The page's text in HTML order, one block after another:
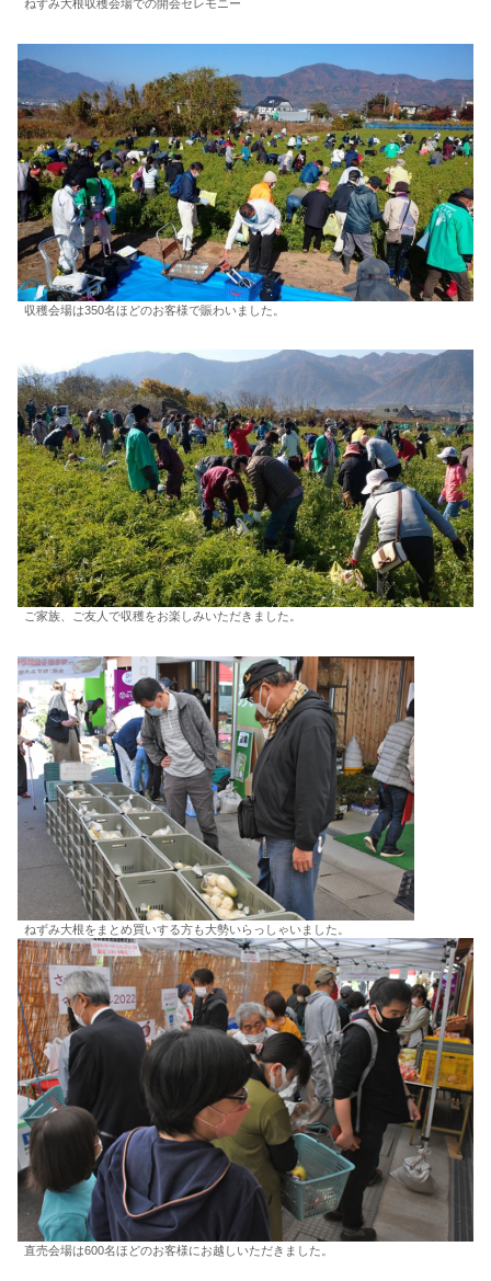
ねずみ大根収穫会場での開会セレモニー
収穫会場は350名ほどのお客様で賑わいました。
ご家族、ご友人で収穫をお楽しみいただきました。
ねずみ大根をまとめ買いする方も大勢いらっしゃいました。
直売会場は600名ほどのお客様にお越しいただきました。